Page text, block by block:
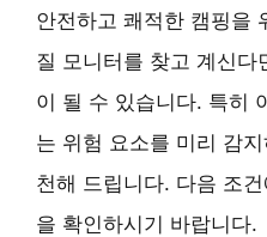
안전하고 쾌적한 캠핑을
질 모니터를 찾고 계신다
이 될 수 있습니다. 특히
는 위험 요소를 미리 감
천해 드립니다. 다음 조
을 확인하시기 바랍니다.